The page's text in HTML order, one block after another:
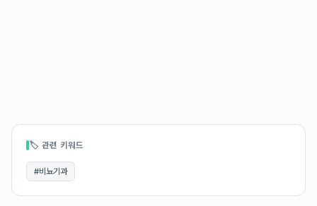
🏷 관련 키워드
#비뇨기과